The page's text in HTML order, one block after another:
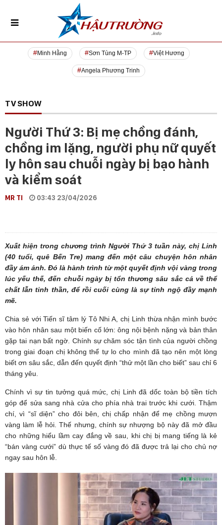
Minh Hằng Sơn Tùng M-TP Việt Hương
Angela Phương Trinh
TV SHOW
Người Thứ 3: Bị mẹ chồng đánh,
chồng im lặng, người phụ nữ quyết
ly hôn sau chuỗi ngày bị bạo hành
và kiểm soát
MR TI 03:43 23/04/2026
Xuất hiện trong chương trình Người Thứ 3 tuần này, chị Linh
(40 tuổi, quê Bến Tre) mang đến một câu chuyện hôn nhân
đầy ám ảnh. Đó là hành trình từ một quyết định vội vàng trong
lúc yếu thế, đến chuỗi ngày bị tổn thương sâu sắc cả về thể
chất lẫn tinh thần, để rồi cuối cùng là sự tỉnh ngộ đầy mạnh
mẽ.
Chia sẻ với Tiến sĩ tâm lý Tô Nhi A, chị Linh thừa nhận mình bước
vào hôn nhân sau một biến cố lớn: ông nội bệnh nặng và bản thân
gặp tai nạn bất ngờ. Chính sự chăm sóc tận tình của người chồng
trong giai đoạn chị không thể tự lo cho mình đã tạo nên một lòng
biết ơn sâu sắc, dẫn đến quyết định “thử một lần cho biết” sau chỉ 6
tháng yêu.
Chính vì sự tin tưởng quá mức, chị Linh đã dốc toàn bộ tiền tích
góp để sửa sang nhà cửa cho phía nhà trai trước khi cưới. Thậm
chí, vì “sĩ diện” cho đôi bên, chị chấp nhận để mẹ chồng mượn
vàng làm lễ hỏi. Thế nhưng, chính sự nhượng bộ này đã mở đầu
cho những hiểu lầm cay đắng về sau, khi chị bị mang tiếng là kẻ
“bán vàng cưới” dù thực tế số vàng đó đã được trả lại cho chủ nợ
ngay sau hôn lễ.